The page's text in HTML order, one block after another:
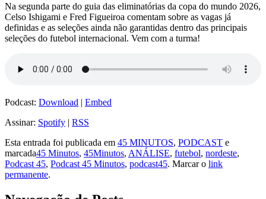
Na segunda parte do guia das eliminatórias da copa do mundo 2026,
Celso Ishigami e Fred Figueiroa comentam sobre as vagas já
definidas e as seleções ainda não garantidas dentro das principais
seleções do futebol internacional. Vem com a turma!
Podcast: Download | Embed
Assinar: Spotify | RSS
Esta entrada foi publicada em 45 MINUTOS, PODCAST e
marcada45 Minutos, 45Minutos, ANÁLISE, futebol, nordeste,
Podcast 45, Podcast 45 Minutos, podcast45. Marcar o link
permanente.